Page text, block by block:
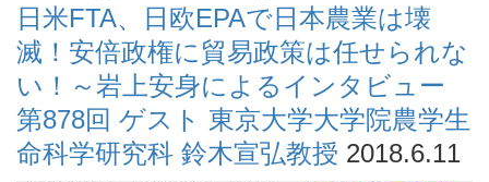
日米FTA、日欧EPAで日本農業は壊
滅！安倍政権に貿易政策は任せられな
い！～岩上安身によるインタビュー
第878回 ゲスト 東京大学大学院農学生
命科学研究科 鈴木宣弘教授 2018.6.11